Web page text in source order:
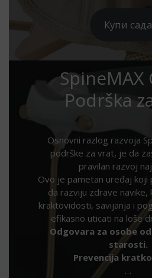
била:
Купи сада
SpineMAX
Podrška
Osnovni razlog razvoja
podrške za vrat, je da
pravilan razvoj
Ovo je pametan uređaj koji
da razviju zdrave navike,
kraktovidosti, savijanja i
efikasno uticati na loše
Odgovara za osobe
starosti.
Prevencija
…